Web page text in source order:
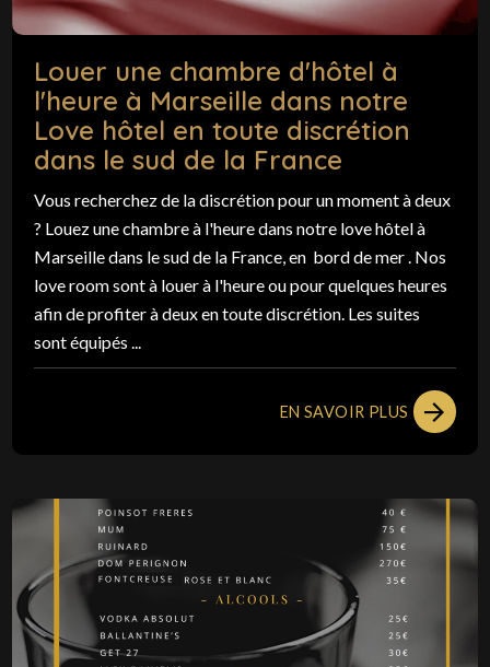
Louer une chambre d'hôtel à
l'heure à Marseille dans notre
Love hôtel en toute discrétion
dans le sud de la France
Vous recherchez de la discrétion pour un moment à deux
? Louez une chambre à l'heure dans notre love hôtel à
Marseille dans le sud de la France, en bord de mer . Nos
love room sont à louer à l'heure ou pour quelques heures
afin de profiter à deux en toute discrétion. Les suites
sont équipés ...
EN SAVOIR PLUS